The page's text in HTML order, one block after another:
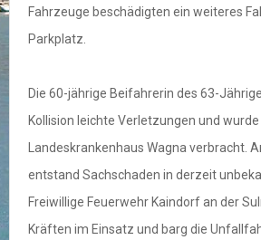
Fahrzeuge beschädigten ein weiteres
Parkplatz.
Die 60-jährige Beifahrerin des 63-
Kollision leichte Verletzungen und wurde
Landeskrankenhaus Wagna verbracht.
entstand Sachschaden in derzeit
Freiwillige Feuerwehr Kaindorf an der
Kräften im Einsatz und barg die